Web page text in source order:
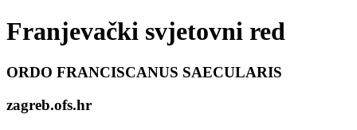
Franjevački svjetovni red
ORDO FRANCISCANUS SAECULARIS
zagreb.ofs.hr